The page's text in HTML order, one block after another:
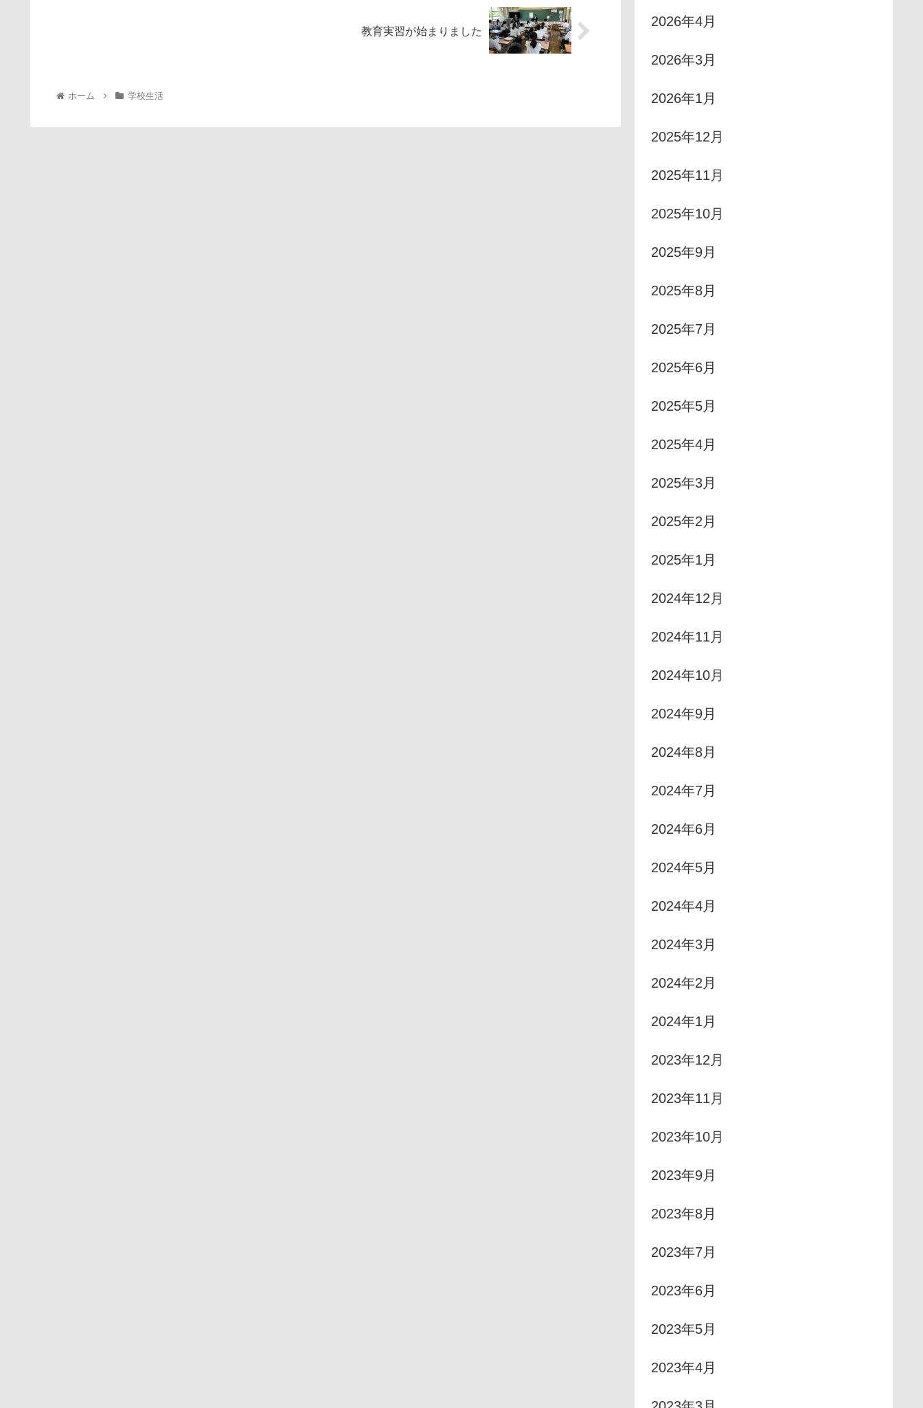
教育実習が始まりました
ホーム 学校生活
2026年4月
2026年3月
2026年1月
2025年12月
2025年11月
2025年10月
2025年9月
2025年8月
2025年7月
2025年6月
2025年5月
2025年4月
2025年3月
2025年2月
2025年1月
2024年12月
2024年11月
2024年10月
2024年9月
2024年8月
2024年7月
2024年6月
2024年5月
2024年4月
2024年3月
2024年2月
2024年1月
2023年12月
2023年11月
2023年10月
2023年9月
2023年8月
2023年7月
2023年6月
2023年5月
2023年4月